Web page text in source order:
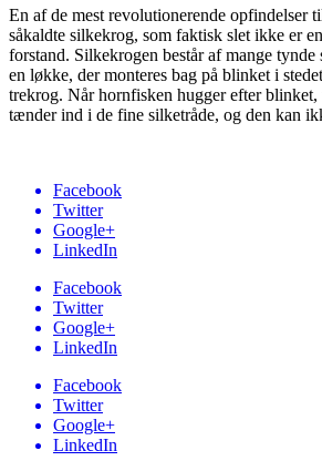
En af de mest revolutionerende opfindelser
såkaldte silkekrog, som faktisk slet ikke er
forstand. Silkekrogen består af mange tynde
en løkke, der monteres bag på blinket i
trekrog. Når hornfisken hugger efter blinket,
tænder ind i de fine silketråde, og den kan
Facebook
Twitter
Google+
LinkedIn
Facebook
Twitter
Google+
LinkedIn
Facebook
Twitter
Google+
LinkedIn